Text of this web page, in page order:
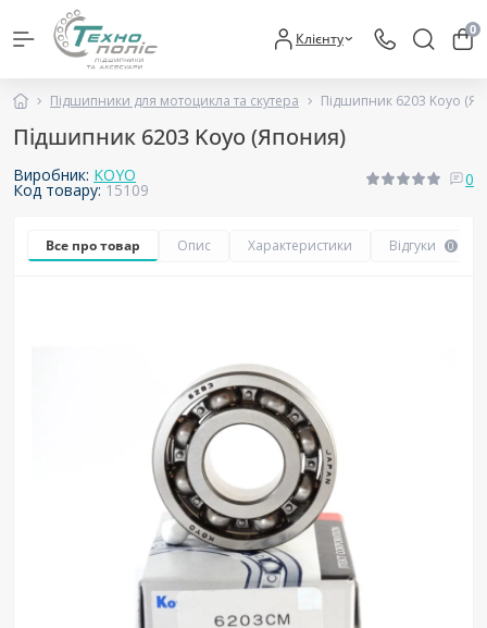
Клієнту 0
Підшипники для мотоцикла та скутера Підшипник 6203 Koyo
Підшипник 6203 Koyo (Япония)
Виробник: KOYO
Код товару:15109
0
Все про товар Опис Характеристики Відгуки 0